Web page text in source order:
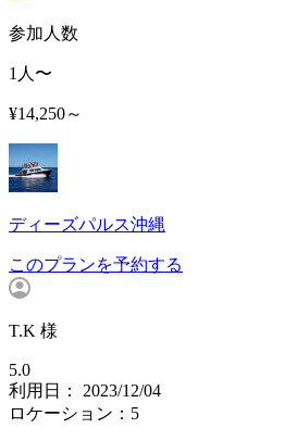
参加人数
1人〜
¥14,250～
ディーズパルス沖縄
このプランを予約する
T.K 様
5.0
利用日： 2023/12/04
ロケーション：5